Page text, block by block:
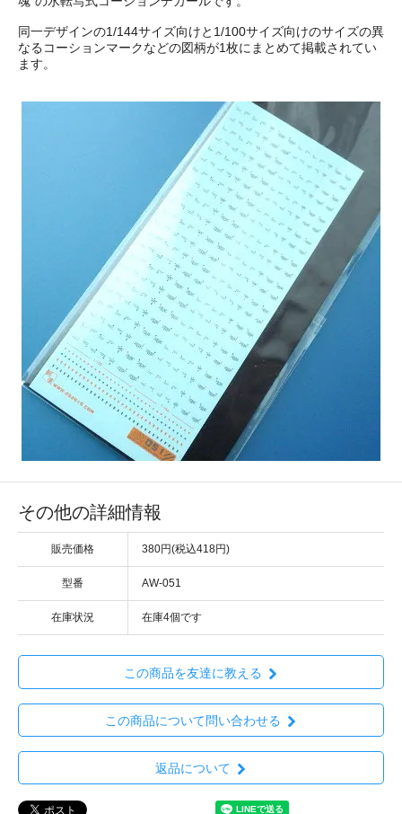
同一デザインの1/144サイズ向けと1/100サイズ向けのサイズの異
なるコーションマークなどの図柄が1枚にまとめて掲載されてい
ます。
その他の詳細情報
販売価格 380円(税込418円)
型番 AW-051
在庫状況 在庫4個です
この商品を友達に教える
この商品について問い合わせる
返品について